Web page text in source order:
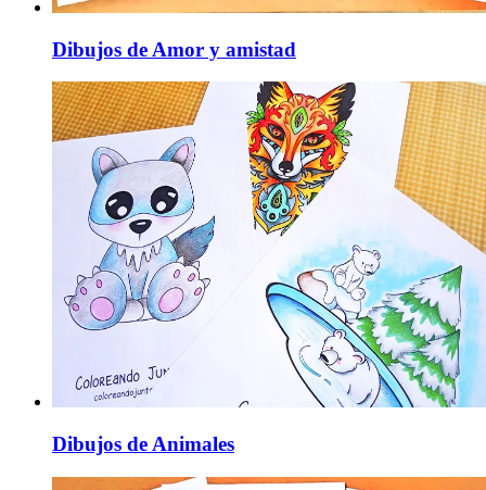
Dibujos de Amor y amistad
Dibujos de Animales